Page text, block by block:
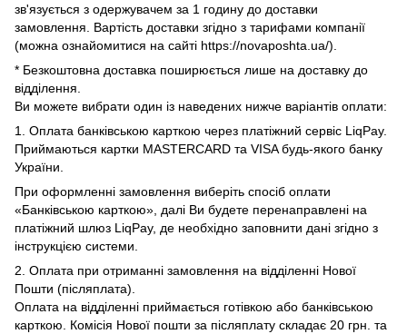
зв'язується з одержувачем за 1 годину до доставки
замовлення. Вартість доставки згідно з тарифами компанії
(можна ознайомитися на сайті https://novaposhta.ua/).
* Безкоштовна доставка поширюється лише на доставку до
відділення.
Ви можете вибрати один із наведених нижче варіантів оплати:
1. Оплата банківською карткою через платіжний сервіс LiqPay.
Приймаються картки MASTERCARD та VISA будь-якого банку
України.
При оформленні замовлення виберіть спосіб оплати
«Банківською карткою», далі Ви будете перенаправлені на
платіжний шлюз LiqPay, де необхідно заповнити дані згідно з
інструкцією системи.
2. Оплата при отриманні замовлення на відділенні Нової
Пошти (післяплата).
Оплата на відділенні приймається готівкою або банківською
карткою. Комісія Нової пошти за післяплату складає 20 грн. та